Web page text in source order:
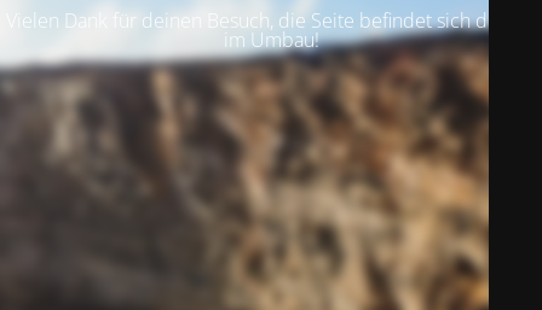
Vielen Dank für deinen Besuch, die Seite befindet sich derzeit
im Umbau!